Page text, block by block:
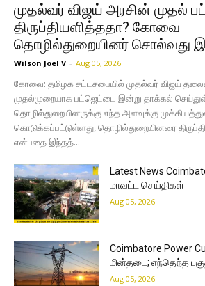
முதல்வர் விஜய் அரசின் முதல்
திருப்தியளித்ததா? கோவை
தொழில்துறையினர் சொல்வது
Wilson Joel V - Aug 05, 2026
கோவை: தமிழக சட்டசபையில் முதல்வர் விஜய்
முதல்முறையாக பட்ஜெட்டை இன்று தாக்கல்
தொழில்துறையினருக்கு எந்த அளவுக்கு
கொடுக்கப்பட்டுள்ளது, தொழில்துறையினரை
என்பதை இந்தத்...
Latest News
மாவட்ட செய்திகள்
Aug 05, 2026
Coimbatore Power
மின்தடை; எந்தெந்த
Aug 05, 2026